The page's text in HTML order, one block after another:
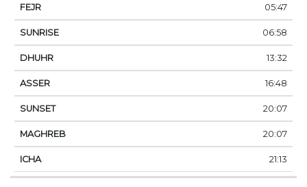
05:47
06:58
13:32
16:48
20:07
20:07
21:13